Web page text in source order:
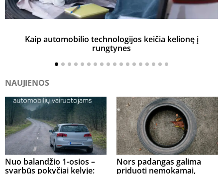
Kaip automobilio technologijos keičia kelionę į
rungtynes
NAUJIENOS
Nuo balandžio 1-osios –
svarbūs pokyčiai kelyje:
Nors padangas galima
priduoti nemokamai,